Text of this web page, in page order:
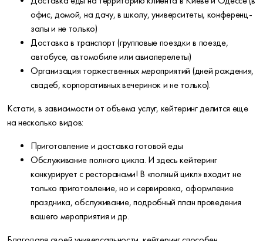
офис, домой, на дачу, в школу, университеты, конференц-
залы и не только)
Доставка в транспорт (групповые поездки в поезде,
автобусе, автомобиле или авиаперелеты)
Организация торжественных мероприятий (дней рождения,
свадеб, корпоративных вечеринок и не только).
Кстати, в зависимости от объема услуг, кейтеринг делится еще
на несколько видов:
Приготовление и доставка готовой еды
Обслуживание полного цикла. И здесь кейтеринг
конкурирует с ресторанами! В «полный цикл» входит не
только приготовление, но и сервировка, оформление
праздника, обслуживание, подробный план проведения
вашего мероприятия и др.